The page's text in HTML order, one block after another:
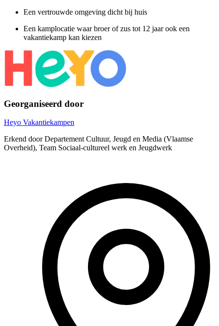
Een vertrouwde omgeving dicht bij huis
Een kamplocatie waar broer of zus tot 12 jaar ook een
vakantiekamp kan kiezen
Georganiseerd door
Heyo Vakantiekampen
Erkend door Departement Cultuur, Jeugd en Media (Vlaamse
Overheid), Team Sociaal-cultureel werk en Jeugdwerk